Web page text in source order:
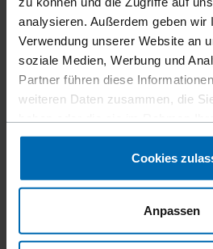
analysieren. Außerdem geben wir
Verwendung unserer Website an
soziale Medien, Werbung und
Partner führen diese
weiteren Daten zusammen, die
gesammelt haben.
Cookies
Anpassen